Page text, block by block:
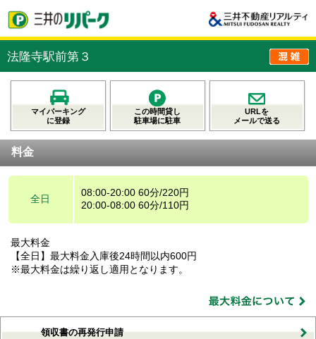
法隆寺駅前第３
マイパーキング
に登録
この時間貸し
駐車場に駐車
URLを
メールで送る
料金
全日
08:00-20:00 60分/220円
20:00-08:00 60分/110円
最大料金
【全日】最大料金入庫後24時間以内600円
※最大料金は繰り返し適用となります。
領収書の再発行申請